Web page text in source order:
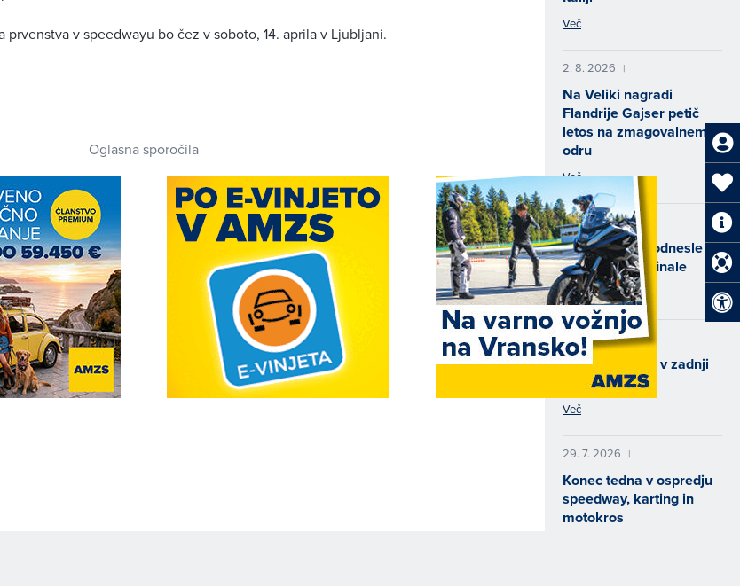
prvenstva v speedwayu bo čez v soboto, 14. aprila v Ljubljani.
Več
2. 8. 2026 |
Na Veliki nagradi
Flandrije Gajser petič
letos na zmagovalnem
odru
Več
2. 8. 2026 |
Kazni Levarju odnesle
uvrstitev v polfinale
Več
31. 7. 2026 |
Padec Cerjaka v zadnji
vožnji
Več
29. 7. 2026 |
Konec tedna v ospredju
speedway, karting in
motokros
Oglasna sporočila